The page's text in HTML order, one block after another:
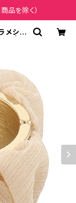
品を除く）
メシフ